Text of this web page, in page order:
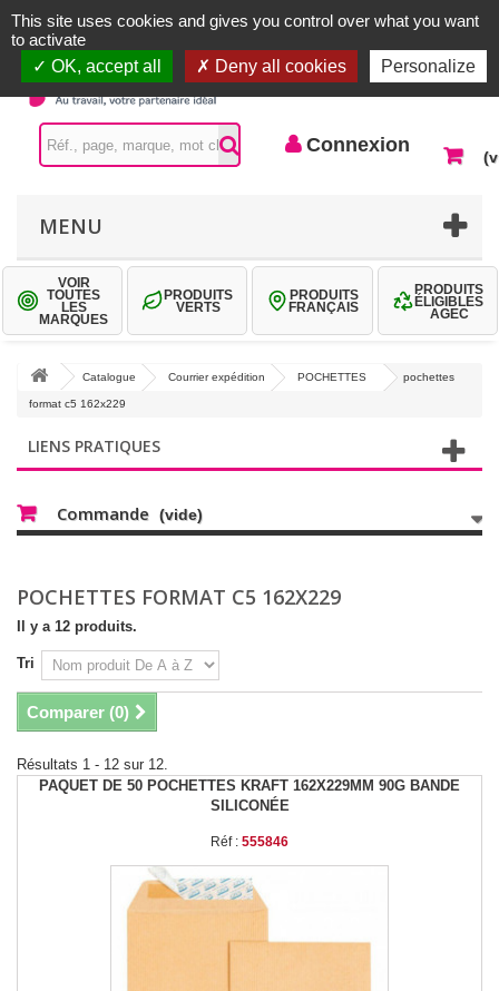
Contactez-nous
Connexion
MENU
VOIR
TOUTES
LES
MARQUES
PRODUITS
VERTS
PRODUITS
FRANÇAIS
PRODUITS
ÉLIGIBLES
AGEC
Catalogue Courrier expédition POCHETTES pochettes
format c5 162x229
LIENS PRATIQUES
Commande (vide)
POCHETTES FORMAT C5 162X229
Il y a 12 produits.
Tri
Comparer (0)
Résultats 1 - 12 sur 12.
PAQUET DE 50 POCHETTES KRAFT 162X229MM 90G BANDE
SILICONÉE
Réf : 555846
This site uses cookies and gives you control over what you want
to activate
OK, accept all
Deny all cookies Personalize